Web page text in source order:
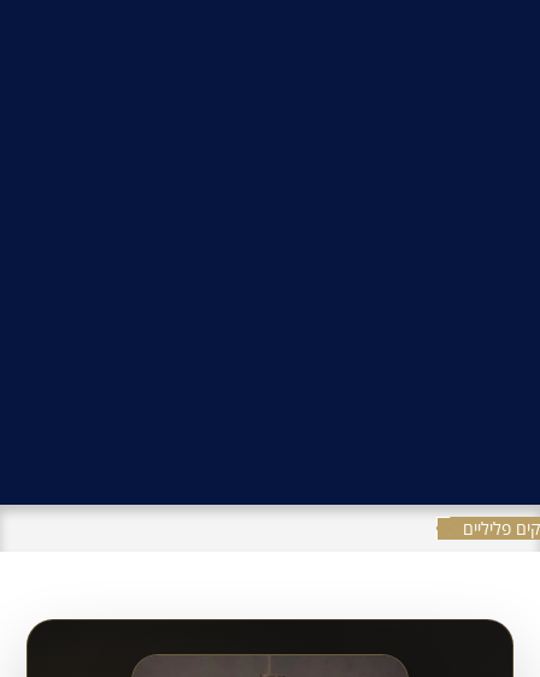
פליליים